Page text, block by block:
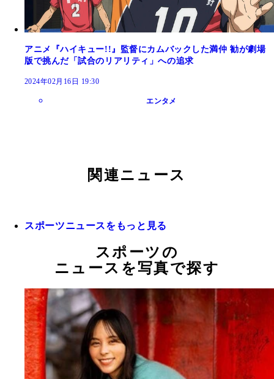
アニメ『ハイキュー!!』監督にカムバックした満仲 勧が劇場
版で挑んだ「試合のリアリティ」への追求
2024年02月16日 19:30
エンタメ
関連ニュース
スポーツニュースをもっと見る
スポーツの
ニュースを写真で探す